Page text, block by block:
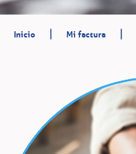
Inicio | Mi factura |